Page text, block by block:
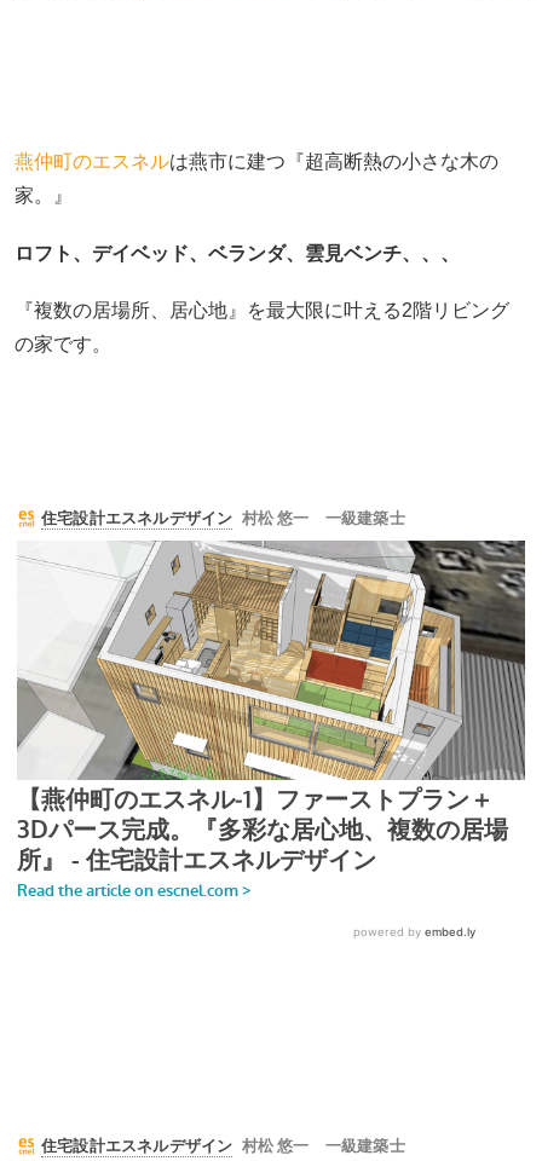
燕仲町のエスネルは燕市に建つ『超高断熱の小さな木の
家。』
ロフト、デイベッド、ベランダ、雲見ベンチ、、、
『複数の居場所、居心地』を最大限に叶える2階リビング
の家です。